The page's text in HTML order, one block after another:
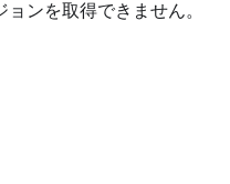
ンを取得できません。